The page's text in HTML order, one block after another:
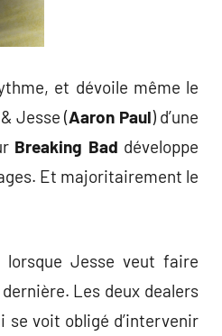
et dévoile même le
Jesse (Aaron Paul) d’une
Breaking Bad développe
Et majoritairement le
Jesse veut faire
Les deux dealers
se voit obligé d’intervenir